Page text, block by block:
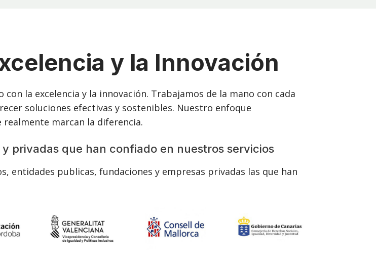
y la Innovación
la excelencia y la innovación. Trabajamos de la mano con cada
soluciones efectivas y sostenibles. Nuestro enfoque
marcan la diferencia.
privadas que han confiado en nuestros servicios
entidades publicas, fundaciones y empresas privadas las que han